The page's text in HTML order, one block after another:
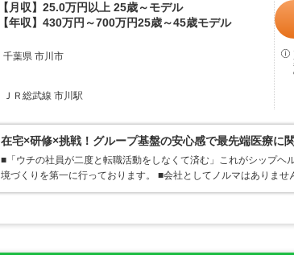
【月収】25.0万円以上 25歳～モデル
【年収】430万円～700万円25歳～45歳モデル
千葉県 市川市
ＪＲ総武線 市川駅
在宅×研修×挑戦！グループ基盤の安心感で最先端医療に
■「ウチの社員が二度と転職活動をしなくて済む」これがシップ
境づくりを第一に行っております。 ■会社としてノルマはありま